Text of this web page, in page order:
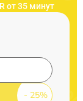
от 35 минут